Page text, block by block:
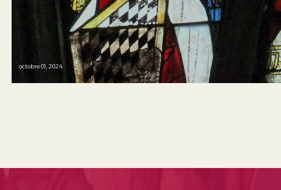
octobre 01, 2024